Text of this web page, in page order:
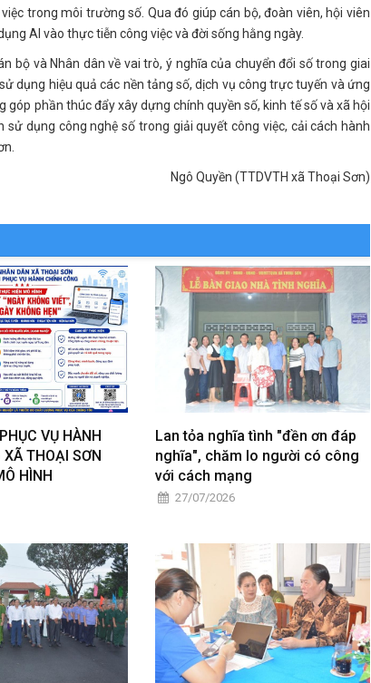
trong môi trường số. Qua đó giúp cán bộ, đoàn viên, hội viên
AI vào thực tiễn công việc và đời sống hằng ngày.
bộ và Nhân dân về vai trò, ý nghĩa của chuyển đổi số trong giai
dụng hiệu quả các nền tảng số, dịch vụ công trực tuyến và ứng
phần thúc đẩy xây dựng chính quyền số, kinh tế số và xã hội
dụng công nghệ số trong giải quyết công việc, cải cách hành
Ngô Quyền (TTDVTH xã Thoại Sơn)
VỤ HÀNH
THOẠI SƠN
HÌNH
Lan tỏa nghĩa tình "đền ơn đáp
nghĩa", chăm lo người có công
với cách mạng
27/07/2026